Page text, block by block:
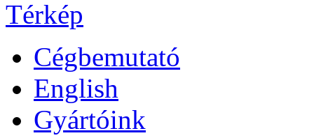
Térkép
Cégbemutató
English
Gyártóink